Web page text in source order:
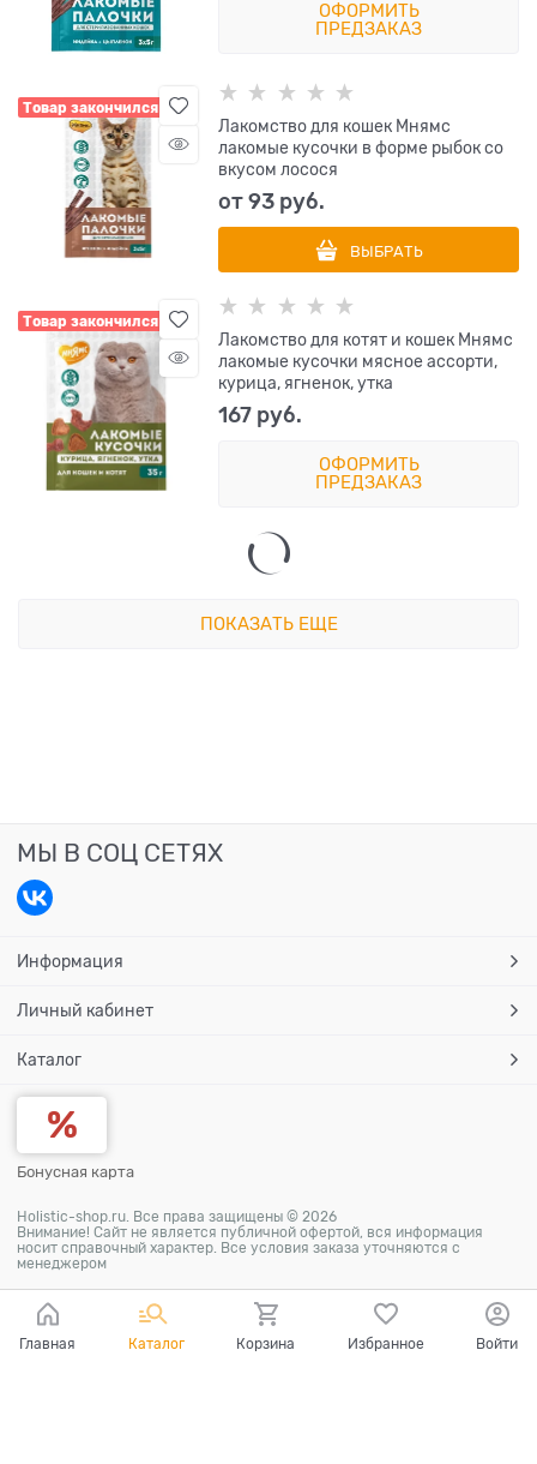
ОФОРМИТЬ
ПРЕДЗАКАЗ
Товар закончился
Лакомство для кошек Мнямс
лакомые кусочки в форме рыбок со
вкусом лосося
от93 руб.
ВЫБРАТЬ
Товар закончился
Лакомство для котят и кошек Мнямс
лакомые кусочки мясное ассорти,
курица, ягненок, утка
167 руб.
ОФОРМИТЬ
ПРЕДЗАКАЗ
ПОКАЗАТЬ ЕЩЕ
МЫ В СОЦ СЕТЯХ
Информация
Личный кабинет
Каталог
Бонусная карта
Holistic-shop.ru. Все права защищены © 2026
Внимание! Сайт не является публичной офертой, вся информация
носит справочный характер. Все условия заказа уточняются с
менеджером
Главная Каталог Корзина Избранное Войти